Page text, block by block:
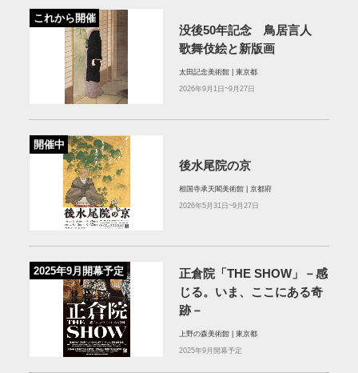
これから開催
没後50年記念 鳥居言人
歌舞伎絵と新版画
太田記念美術館 | 東京都
2026年9月1日~9月27日
開催中
後水尾院の京
相国寺承天閣美術館 | 京都府
2026年5月31日~9月27日
2025年9月開幕予定
正倉院「THE SHOW」－感
じる。いま、ここにある奇
跡－
上野の森美術館 | 東京都
2025年9月開幕予定